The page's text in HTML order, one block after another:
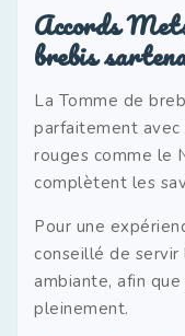
Accords
brebis
La Tomme de
parfaitement avec
rouges comme le
complètent les
Pour une
conseillé de
ambiante, afin
pleinement.